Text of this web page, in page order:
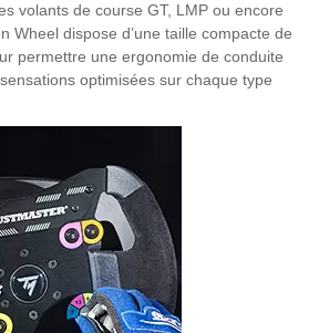
volants de course GT, LMP ou encore
Wheel dispose d’une taille compacte de
permettre une ergonomie de conduite
optimisées sur chaque type